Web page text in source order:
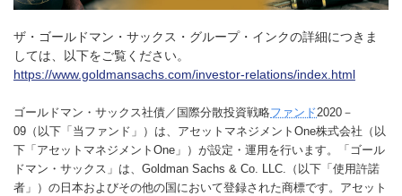
ザ・ゴールドマン・サックス・グループ・インクの詳細につきま
しては、以下をご覧ください。
https://www.goldmansachs.com/investor-relations/index.html
ゴールドマン・サックス社債／国際分散投資戦略ファンド2020－
09（以下「当ファンド」）は、アセットマネジメントOne株式会社（以
下「アセットマネジメントOne」）が設定・運用を行います。「ゴール
ドマン・サックス」は、Goldman Sachs & Co. LLC.（以下「使用許諾
者」）の日本およびその他の国において登録された商標です。アセット